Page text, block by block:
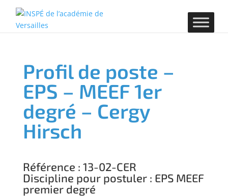
Profil de poste –
EPS – MEEF 1er
degré – Cergy
Hirsch
Référence : 13-02-CER
Discipline pour postuler : EPS MEEF
premier degré